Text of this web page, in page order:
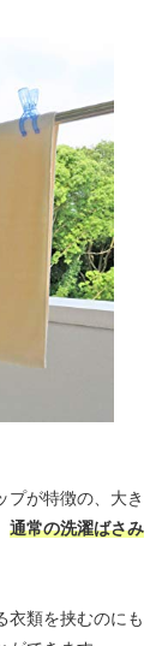
プが特徴の、大き
通常の洗濯ばさみ
衣類を挟むのにも